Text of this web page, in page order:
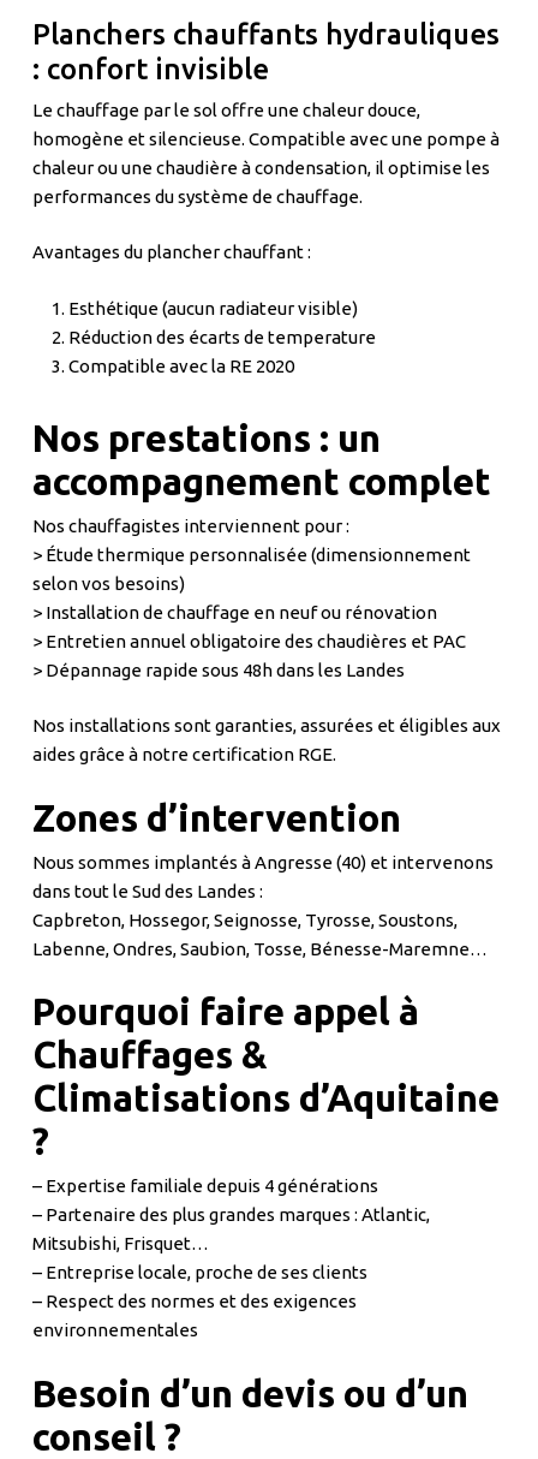
Planchers chauffants hydrauliques
: confort invisible
Le chauffage par le sol offre une chaleur douce,
homogène et silencieuse. Compatible avec une pompe à
chaleur ou une chaudière à condensation, il optimise les
performances du système de chauffage.
Avantages du plancher chauffant :
Esthétique (aucun radiateur visible)
Réduction des écarts de temperature
Compatible avec la RE 2020
Nos prestations : un
accompagnement complet
Nos chauffagistes interviennent pour :
> Étude thermique personnalisée (dimensionnement
selon vos besoins)
> Installation de chauffage en neuf ou rénovation
> Entretien annuel obligatoire des chaudières et PAC
> Dépannage rapide sous 48h dans les Landes
Nos installations sont garanties, assurées et éligibles aux
aides grâce à notre certification RGE.
Zones d’intervention
Nous sommes implantés à Angresse (40) et intervenons
dans tout le Sud des Landes :
Capbreton, Hossegor, Seignosse, Tyrosse, Soustons,
Labenne, Ondres, Saubion, Tosse, Bénesse-Maremne…
Pourquoi faire appel à
Chauffages &
Climatisations d’Aquitaine
?
– Expertise familiale depuis 4 générations
– Partenaire des plus grandes marques : Atlantic,
Mitsubishi, Frisquet…
– Entreprise locale, proche de ses clients
– Respect des normes et des exigences
environnementales
Besoin d’un devis ou d’un
conseil ?